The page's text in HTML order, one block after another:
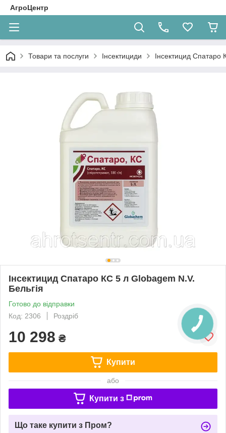
АгроЦентр
Товари та послуги Інсектициди Інсектицид Спатаро
Інсектицид Спатаро КС 5 л Globagem N.V.
Бельгія
Готово до відправки
Код: 2306
Роздріб
10 298 ₴
Купити
або
Купити з
Що таке купити з Пром?